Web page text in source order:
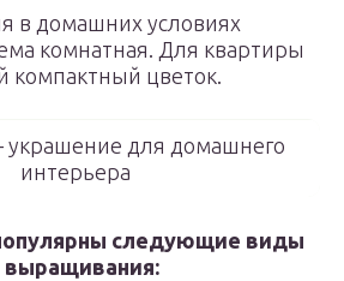
в домашних условиях
комнатная. Для квартиры
компактный цветок.
украшение для домашнего
интерьера
следующие виды